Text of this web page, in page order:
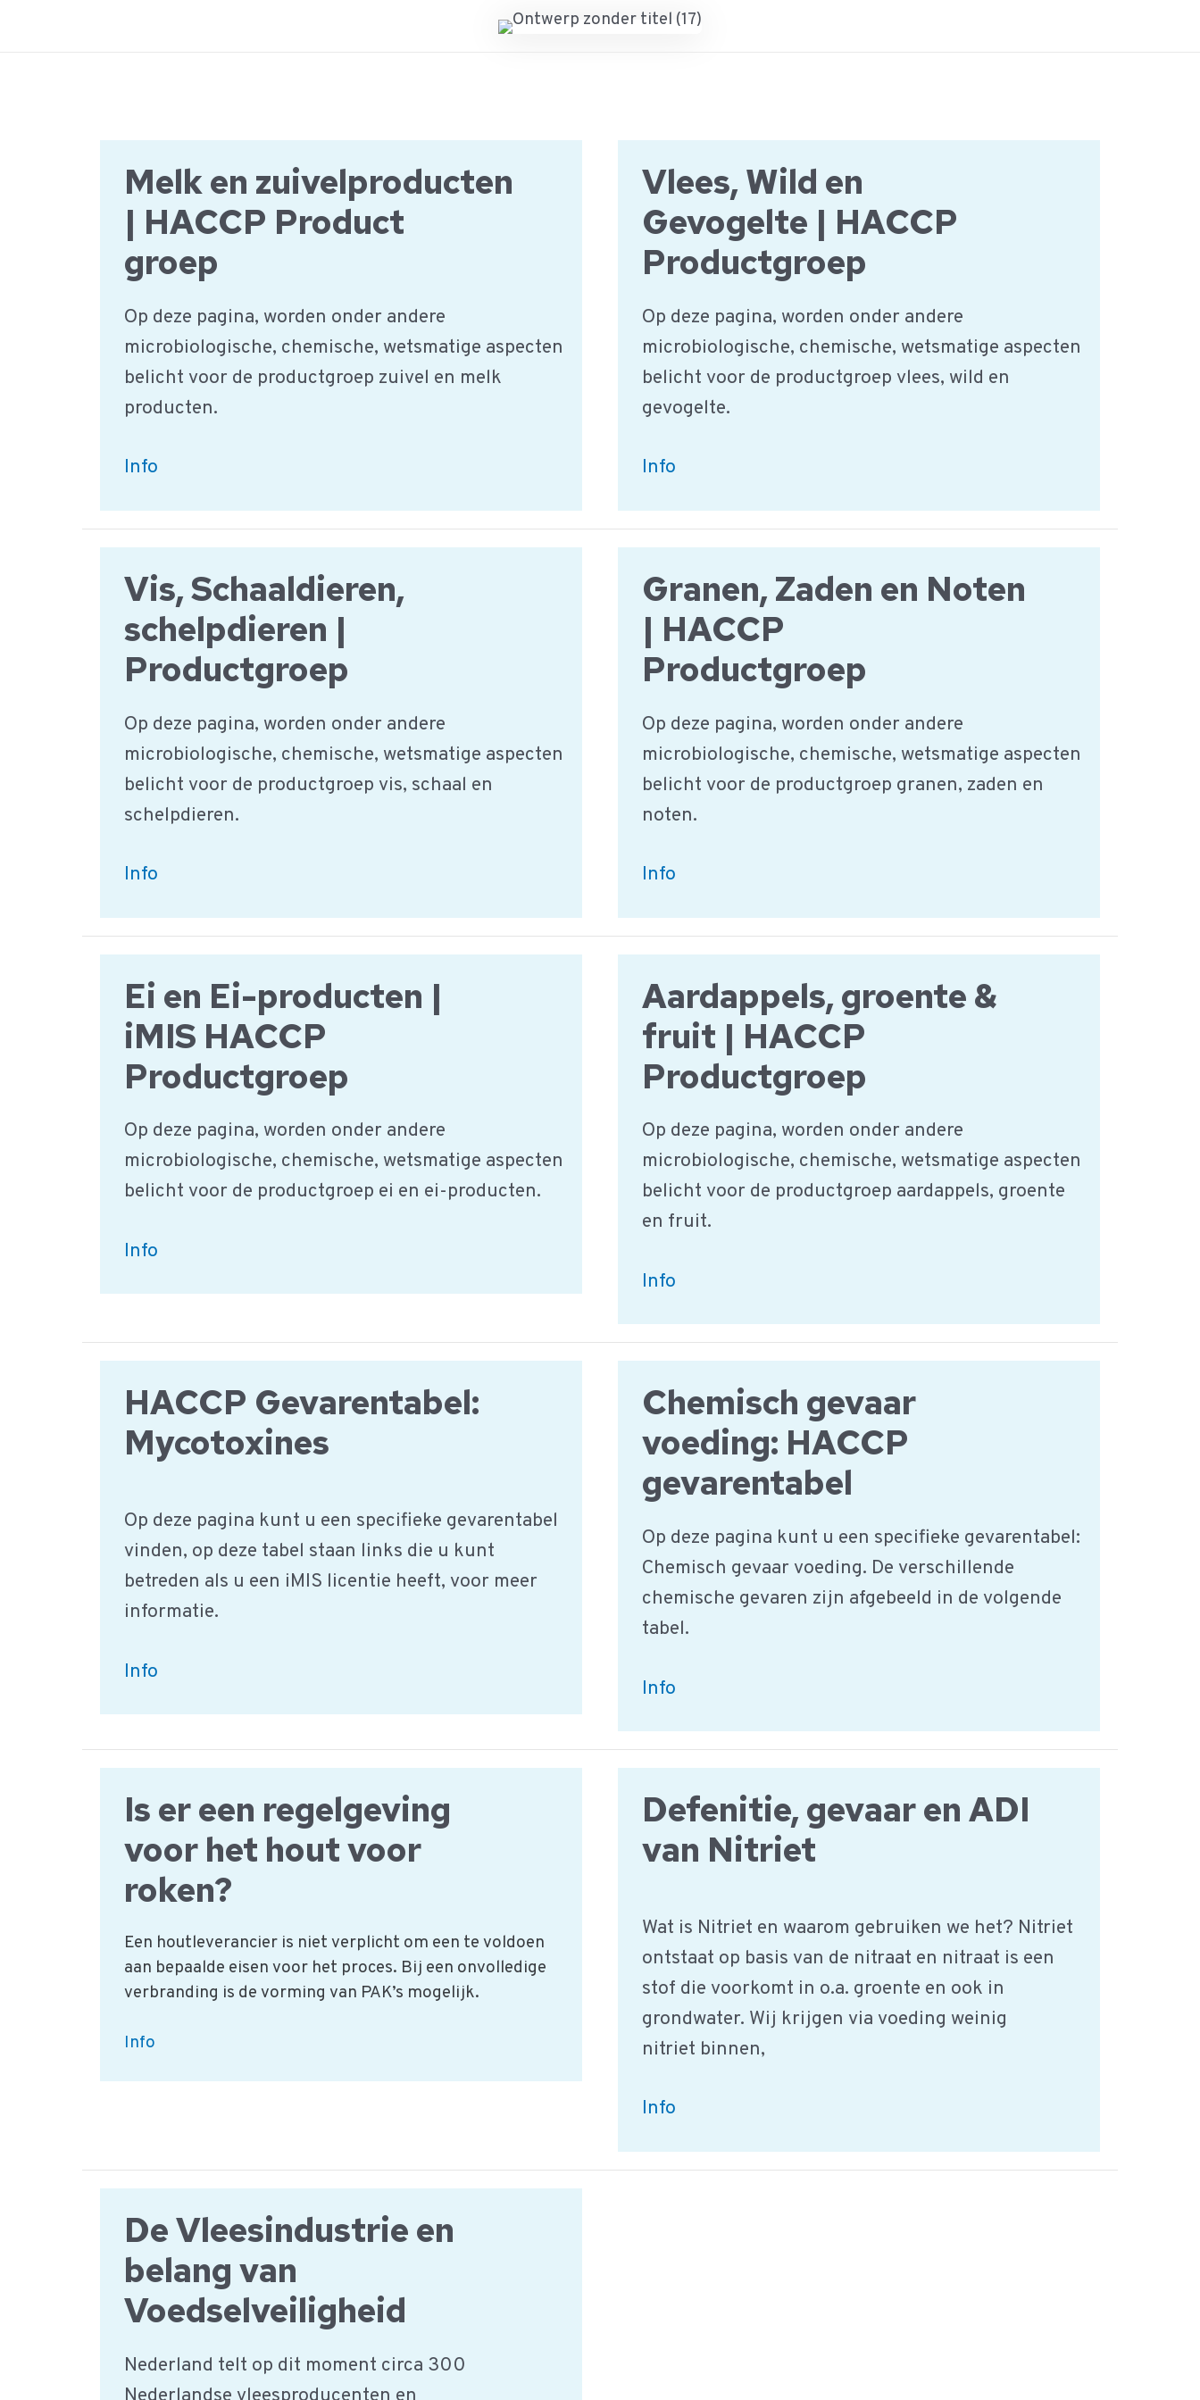
Melk en zuivelproducten
| HACCP Product
groep
Op deze pagina, worden onder andere
microbiologische, chemische, wetsmatige aspecten
belicht voor de productgroep zuivel en melk
producten.
Melk
zuivelproducten
HACCP
Product
groep
Info
Vlees, Wild en
Gevogelte | HACCP
Productgroep
Op deze pagina, worden onder andere
microbiologische, chemische, wetsmatige aspecten
belicht voor de productgroep vlees, wild en
gevogelte.
Vlees,
en
|
HACCP
Productgroep
Info
Vis, Schaaldieren,
schelpdieren |
Productgroep
Op deze pagina, worden onder andere
microbiologische, chemische, wetsmatige aspecten
belicht voor de productgroep vis, schaal en
schelpdieren.
Vis,
schelpdieren
Productgroep
Info
Granen, Zaden en Noten
| HACCP
Productgroep
Op deze pagina, worden onder andere
microbiologische, chemische, wetsmatige aspecten
belicht voor de productgroep granen, zaden en
noten.
Granen,
en
|
HACCP
Productgroep
Info
Ei en Ei-producten |
iMIS HACCP
Productgroep
Op deze pagina, worden onder andere
microbiologische, chemische, wetsmatige aspecten
belicht voor de productgroep ei en ei-producten.
Ei
producten
iMIS
HACCP
Productgroep
Info
Aardappels, groente &
fruit | HACCP
Productgroep
Op deze pagina, worden onder andere
microbiologische, chemische, wetsmatige aspecten
belicht voor de productgroep aardappels, groente
en fruit.
Aardappels,
&
|
HACCP
Productgroep
Info
HACCP Gevarentabel:
Mycotoxines
Op deze pagina kunt u een specifieke gevarentabel
vinden, op deze tabel staan links die u kunt
betreden als u een iMIS licentie heeft, voor meer
informatie.
HACCP
Info
Chemisch gevaar
voeding: HACCP
gevarentabel
Op deze pagina kunt u een specifieke gevarentabel:
Chemisch gevaar voeding. De verschillende
chemische gevaren zijn afgebeeld in de volgende
tabel.
Chemisch
voeding:
gevarentabel
Info
Is er een regelgeving
voor het hout voor
roken?
Een houtleverancier is niet verplicht om een te voldoen
aan bepaalde eisen voor het proces. Bij een onvolledige
verbranding is de vorming van PAK’s mogelijk.
Is
het
hout
voor
roken?
Info
Defenitie, gevaar en ADI
van Nitriet
Wat is Nitriet en waarom gebruiken we het? Nitriet
ontstaat op basis van de nitraat en nitraat is een
stof die voorkomt in o.a. groente en ook in
grondwater. Wij krijgen via voeding weinig
nitriet binnen,
Defenitie,
en
Info
De Vleesindustrie en
belang van
Voedselveiligheid
Nederland telt op dit moment circa 300